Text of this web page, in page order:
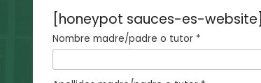
[honeypot sauces-es-website]
Nombre madre/padre o tutor *